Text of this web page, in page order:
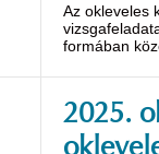
Az okleveles
formában
2025.